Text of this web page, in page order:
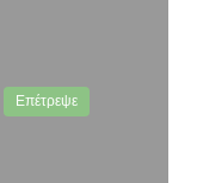
Επέτρεψε